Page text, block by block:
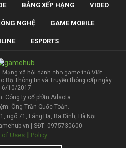
BẢNG XẾP HẠNG VIDEO
NGHỆ GAME MOBILE
ESPORTS
Mạng xã hội dành cho game thủ Việt.
Bộ Thông tin và Truyền thông cấp ngày
10/2017.
Công ty cổ phần Adsota.
Ông Trần Quốc Toản.
ngõ 71, Láng Hạ, Ba Đình, Hà Nội.
| SĐT: 0975730600
of Uses | Policy